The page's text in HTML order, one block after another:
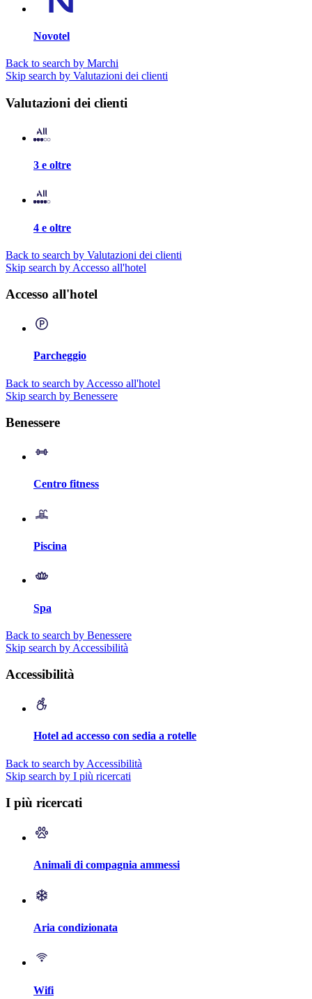
Novotel
Back to search by Marchi
Skip search by Valutazioni dei clienti
Valutazioni dei clienti
3 e oltre
4 e oltre
Back to search by Valutazioni dei clienti
Skip search by Accesso all'hotel
Accesso all'hotel
Parcheggio
Back to search by Accesso all'hotel
Skip search by Benessere
Benessere
Centro fitness
Piscina
Spa
Back to search by Benessere
Skip search by Accessibilità
Accessibilità
Hotel ad accesso con sedia a rotelle
Back to search by Accessibilità
Skip search by I più ricercati
I più ricercati
Animali di compagnia ammessi
Aria condizionata
Wifi